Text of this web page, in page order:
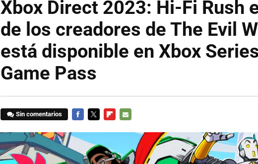
Xbox Direct 2023: Hi-Fi Rush
de los creadores de The Evil
está disponible en Xbox
Game Pass
Sin comentarios